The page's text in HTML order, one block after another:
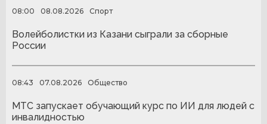
08:00 08.08.2026 Спорт
Волейболистки из Казани сыграли за сборные
России
08:43 07.08.2026 Общество
МТС запускает обучающий курс по ИИ для людей с
инвалидностью